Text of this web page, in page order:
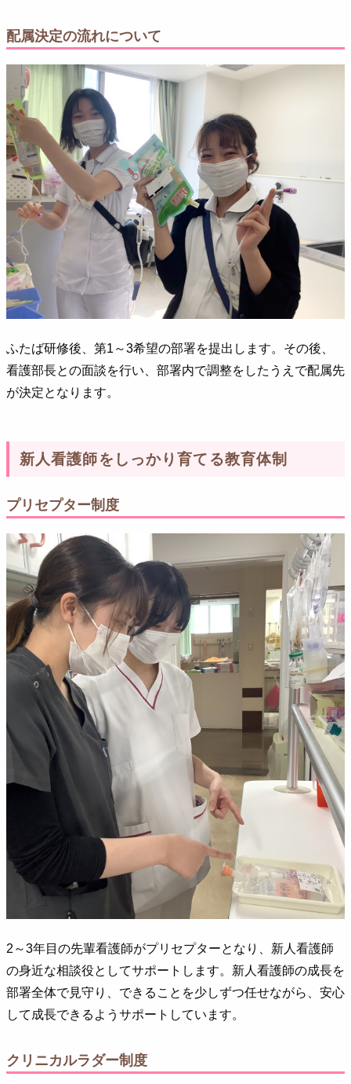
配属決定の流れについて
ふたば研修後、第1～3希望の部署を提出します。その後、
看護部長との面談を行い、部署内で調整をしたうえで配属先
が決定となります。
新人看護師をしっかり育てる教育体制
プリセプター制度
2～3年目の先輩看護師がプリセプターとなり、新人看護師
の身近な相談役としてサポートします。新人看護師の成長を
部署全体で見守り、できることを少しずつ任せながら、安心
して成長できるようサポートしています。
クリニカルラダー制度